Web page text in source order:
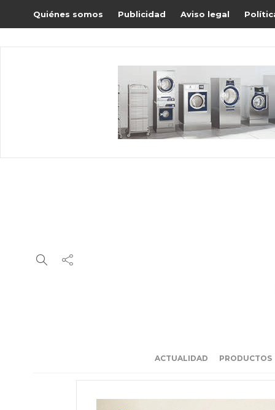
Quiénes somos Publicidad Aviso legal
ACTUALIDAD PRODUCTOS